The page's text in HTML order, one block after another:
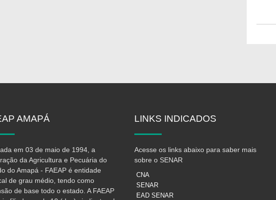
AMAPÁ
em 03 de maio de 1994, a
da Agricultura e Pecuária do
do Amapá - FAEAP é entidade
de grau médio, tendo como
de base todo o estado. A FAEAP
LINKS INDICADOS
Acesse os links abaixo para saber mais
sobre o SENAR
CNA
SENAR
EAD SENAR